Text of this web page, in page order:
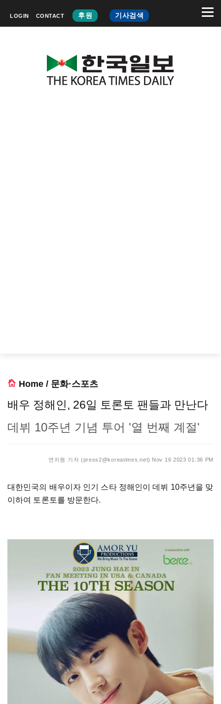
LOGIN CONTACT 후원 기사검색
Home / 문화·스포츠
배우 정해인, 26일 토론토 팬들과 만난다
데뷔 10주년 기념 투어 '열 번째 계절'
연지원 기자 (press2@koreatimes.net) Nov 16 2023 01:36 PM
대한민국의 배우이자 인기 스타 정해인이 데뷔 10주년을 맞
이하여 토론토를 방문한다.